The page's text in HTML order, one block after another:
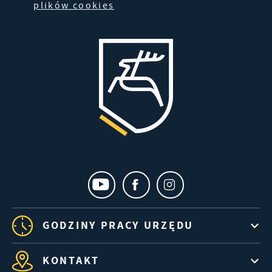
plików cookies
GODZINY PRACY URZĘDU
KONTAKT
dotyczących przeglądanej witryny internetowej.
partnerami oraz innych dostawców usług. Firmy te
działają w charakterze pośredników
prezentujących nasze treści w postaci wiadomości,
ofert, komunikatów mediów społecznościowych.